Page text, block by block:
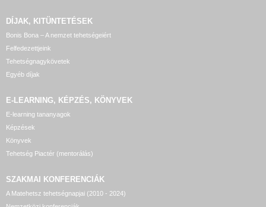
DÍJAK, KITÜNTETÉSEK
Bonis Bona – A nemzet tehetségeiért
Felfedezettjeink
Tehetségnagykövetek
Egyéb díjak
E-LEARNING, KÉPZÉS, KÖNYVEK
E-learning tananyagok
Képzések
Könyvek
Tehetség Piactér (mentorálás)
SZAKMAI KONFERENCIÁK
A Matehetsz tehetségnapjai (2010 - 2024)